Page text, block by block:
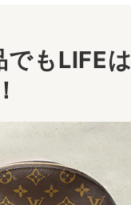
もLIFEは